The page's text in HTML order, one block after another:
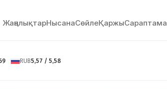
ЖаңалықтарНысанаСөйлeҚаржыСараптама
RUB5,57 / 5,58